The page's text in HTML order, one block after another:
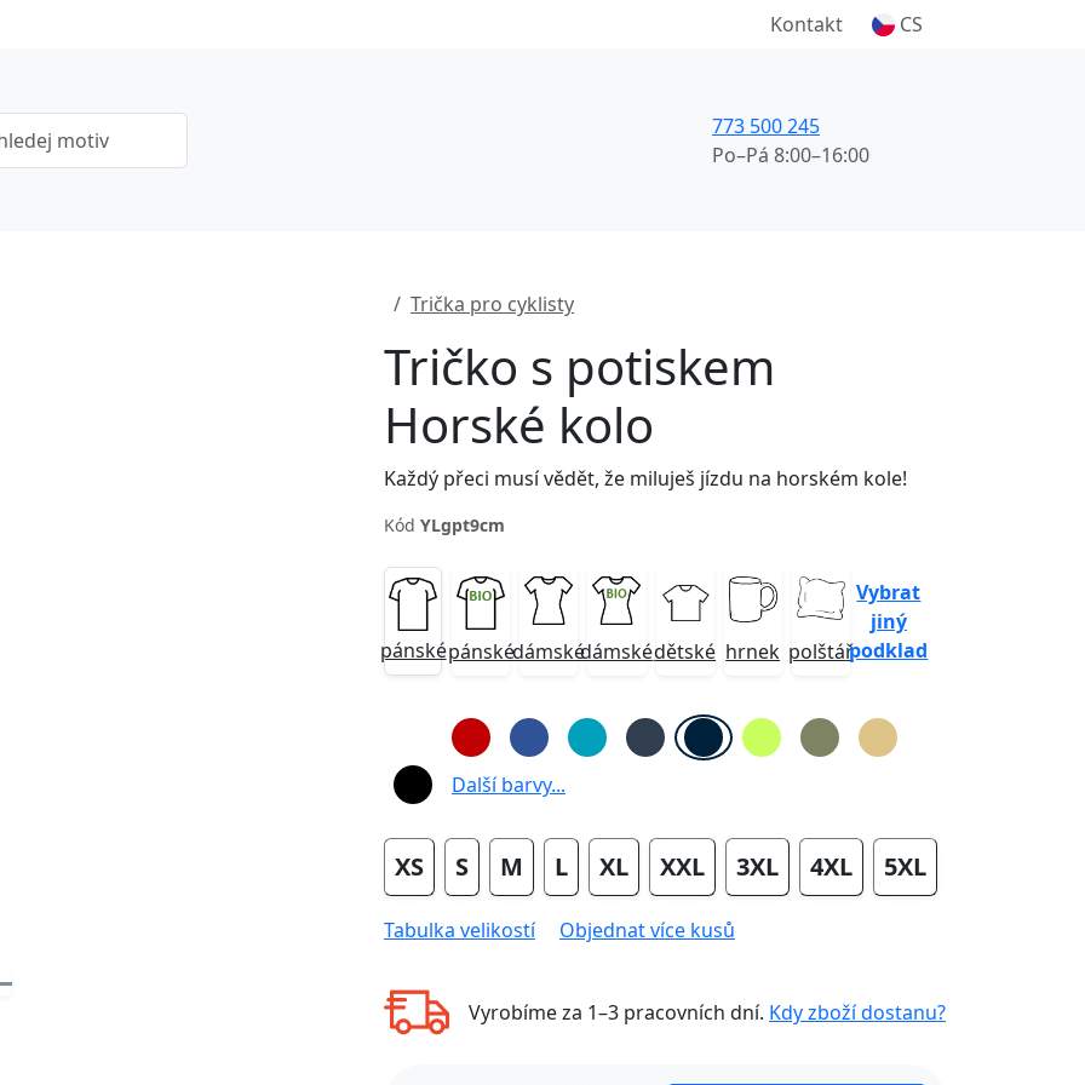
Kontakt CS
773 500 245
Po–Pá 8:00–16:00
Trička pro cyklisty
Tričko s potiskem
Horské kolo
Každý přeci musí vědět, že miluješ jízdu na horském kole!
Kód YLgpt9cm
pánsképánskédámskédámskédětské hrnek polštář
Vybrat
jiný
podklad
Další barvy...
XS S M L XL XXL 3XL 4XL 5XL
Tabulka velikostí Objednat více kusů
Vyrobíme za 1–3 pracovních dní. Kdy zboží dostanu?